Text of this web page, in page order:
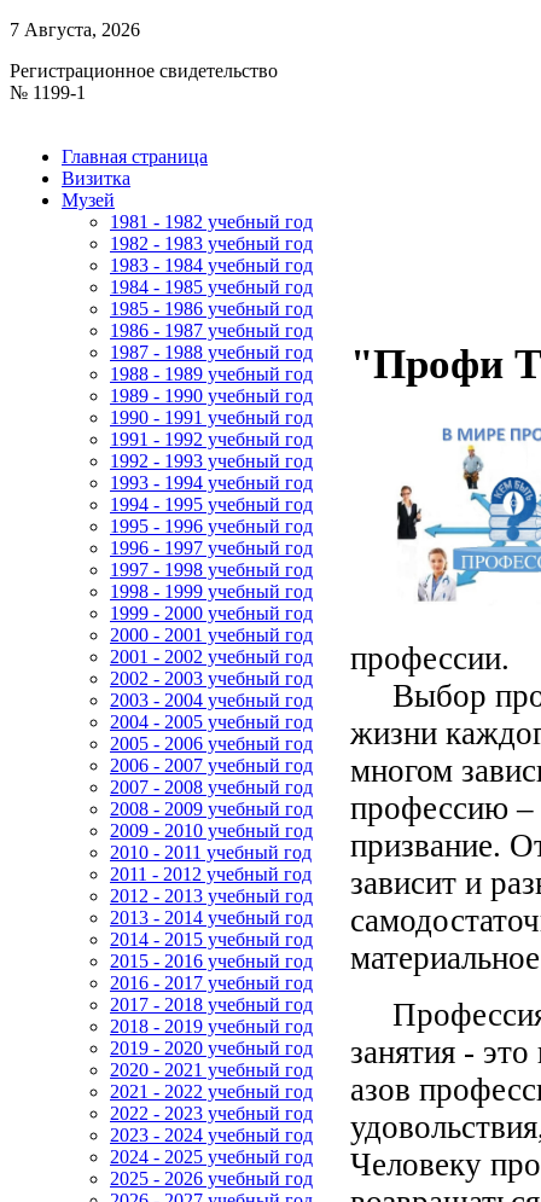
7 Августа, 2026
Регистрационное свидетельство
№ 1199-1
Главная страница
Визитка
Музей
1981 - 1982 учебный год
1982 - 1983 учебный год
1983 - 1984 учебный год
1984 - 1985 учебный год
1985 - 1986 учебный год
1986 - 1987 учебный год
1987 - 1988 учебный год
1988 - 1989 учебный год
1989 - 1990 учебный год
1990 - 1991 учебный год
1991 - 1992 учебный год
1992 - 1993 учебный год
1993 - 1994 учебный год
1994 - 1995 учебный год
1995 - 1996 учебный год
1996 - 1997 учебный год
1997 - 1998 учебный год
1998 - 1999 учебный год
1999 - 2000 учебный год
2000 - 2001 учебный год
2001 - 2002 учебный год
2002 - 2003 учебный год
2003 - 2004 учебный год
2004 - 2005 учебный год
2005 - 2006 учебный год
2006 - 2007 учебный год
2007 - 2008 учебный год
2008 - 2009 учебный год
2009 - 2010 учебный год
2010 - 2011 учебный год
2011 - 2012 учебный год
2012 - 2013 учебный год
2013 - 2014 учебный год
2014 - 2015 учебный год
2015 - 2016 учебный год
2016 - 2017 учебный год
2017 - 2018 учебный год
2018 - 2019 учебный год
2019 - 2020 учебный год
2020 - 2021 учебный год
2021 - 2022 учебный год
2022 - 2023 учебный год
2023 - 2024 учебный год
2024 - 2025 учебный год
2025 - 2026 учебный год
"Профи
профессии.
Выбор
жизни
многом
профессию –
призвание.
зависит и
Профессия
занятия -
азов
Человеку